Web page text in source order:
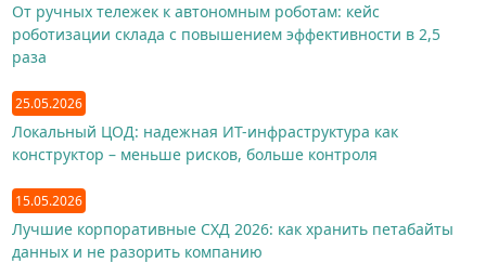
От ручных тележек к автономным роботам: кейс
роботизации склада с повышением эффективности в 2,5
раза
25.05.2026
Локальный ЦОД: надежная ИТ-инфраструктура как
конструктор – меньше рисков, больше контроля
15.05.2026
Лучшие корпоративные СХД 2026: как хранить петабайты
данных и не разорить компанию